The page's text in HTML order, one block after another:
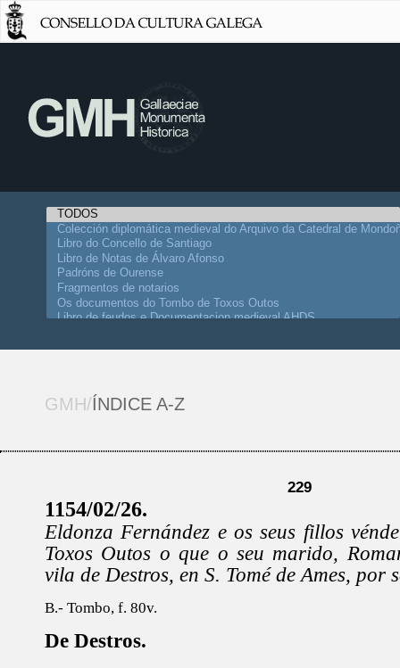
GMH/ÍNDICE A-Z
229
1154/02/26.
Eldonza Fernández e os seus fillos
Toxos Outos o que o seu marido,
vila de Destros, en S. Tomé de Ames, por
B.- Tombo, f. 80v.
De Destros.